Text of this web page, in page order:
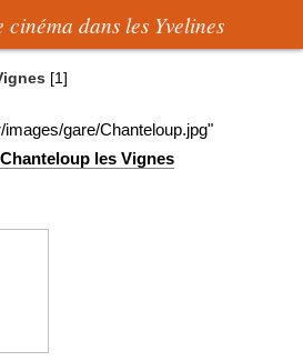
dans les Yvelines
[1]
gare/Chanteloup.jpg"
les Vignes